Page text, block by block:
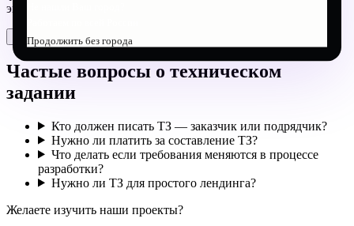
экономит время и деньги обеих сторон.
Поделиться
Частые вопросы о техническом
задании
Кто должен писать ТЗ — заказчик или подрядчик?
Нужно ли платить за составление ТЗ?
Что делать если требования меняются в процессе
разработки?
Нужно ли ТЗ для простого лендинга?
Желаете изучить наши проекты?
Продолжить без города